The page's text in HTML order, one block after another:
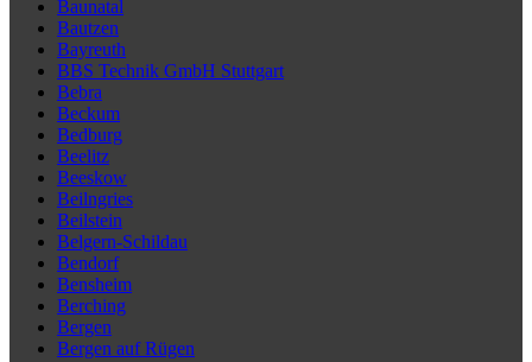
Baunatal
Bautzen
Bayreuth
BBS Technik GmbH Stuttgart
Bebra
Beckum
Bedburg
Beelitz
Beeskow
Beilngries
Beilstein
Belgern-Schildau
Bendorf
Bensheim
Berching
Bergen
Bergen auf Rügen